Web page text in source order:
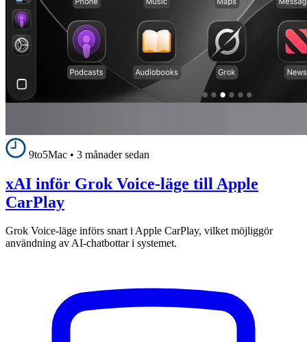
9to5Mac • 3 månader sedan
xAI inför Grok Voice-läge till Apple
CarPlay
Grok Voice-läge införs snart i Apple CarPlay, vilket möjliggör
användning av AI-chatbottar i systemet.